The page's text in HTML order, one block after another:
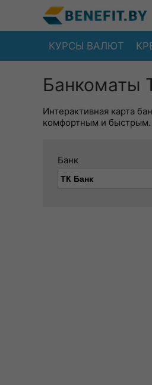
КУРСЫ ВАЛЮТ
Банкоматы
Интерактивная карта
комфортным и быстрым.
Банк